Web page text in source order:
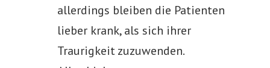
allerdings bleiben die Patienten
lieber krank, als sich ihrer
Traurigkeit zuzuwenden.